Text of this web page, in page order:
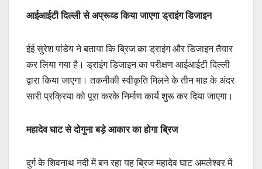
आईआईटी दिल्ली से अप्रूव्ड किया जाएगा ड्राइंग डिजाइन
ईई सुरेश पांडेय ने बताया कि ब्रिज का ड्राइंग और डिजाइन तैयार
कर लिया गया है। ड्राइंग डिजाइन का परीक्षण आईआईटी दिल्ली
द्वारा किया जाएगा। तकनीकी स्वीकृति मिलने के तीन माह के अंदर
सारी प्रक्रिया को पूरा करके निर्माण कार्य शुरू कर दिया जाएगा।
महादेव घाट से दोगुना बड़े आकार का होगा ब्रिज
दुर्ग के शिवनाथ नदी में बन रहा यह ब्रिज महादेव घाट अमलेश्वर में